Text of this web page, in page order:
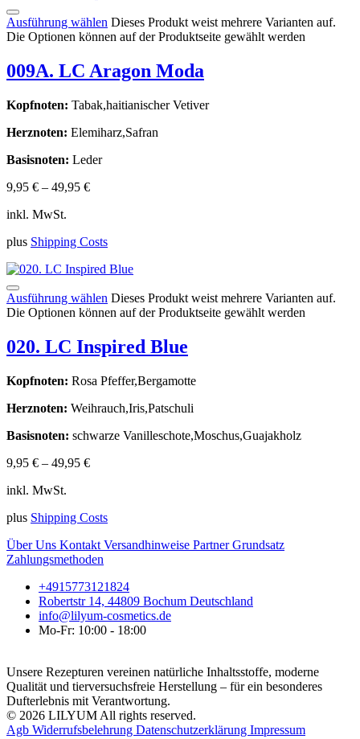
Ausführung wählen Dieses Produkt weist mehrere Varianten auf.
Die Optionen können auf der Produktseite gewählt werden
009A. LC Aragon Moda
Kopfnoten: Tabak,haitianischer Vetiver
Herznoten: Elemiharz,Safran
Basisnoten: Leder
9,95 € – 49,95 €
inkl. MwSt.
plus Shipping Costs
Ausführung wählen Dieses Produkt weist mehrere Varianten auf.
Die Optionen können auf der Produktseite gewählt werden
020. LC Inspired Blue
Kopfnoten: Rosa Pfeffer,Bergamotte
Herznoten: Weihrauch,Iris,Patschuli
Basisnoten: schwarze Vanilleschote,Moschus,Guajakholz
9,95 € – 49,95 €
inkl. MwSt.
plus Shipping Costs
Über Uns Kontakt Versandhinweise PartnerGrundsatz
Zahlungsmethoden
+4915773121824
Robertstr 14, 44809 Bochum Deutschland
info@lilyum-cosmetics.de
Mo-Fr: 10:00 - 18:00
Unsere Rezepturen vereinen natürliche Inhaltsstoffe, moderne
Qualität und tierversuchsfreie Herstellung – für ein besonderes
Dufterlebnis mit Verantwortung.
© 2026 LILYUM All rights reserved.
Agb Widerrufsbelehrung Datenschutzerklärung Impressum